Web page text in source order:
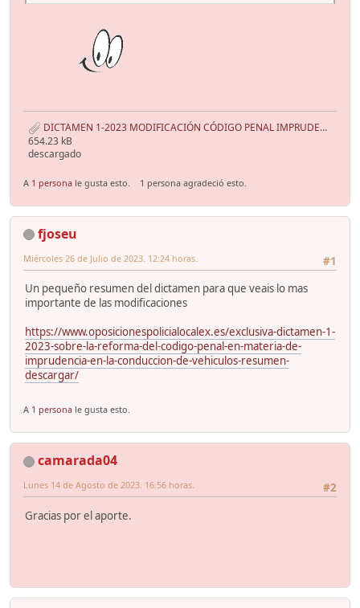
DICTAMEN 1-2023 MODIFICACIÓN CÓDIGO PENAL IMPRUDENCIA CONDUCCIÓN DE VEHÍCULOS A MOTOR O CICLOMOTOR.pdf
654.23 kB
descargado
A 1 persona le gusta esto. 1 persona agradeció esto.
fjoseu
#1
Miércoles 26 de Julio de 2023. 12:24 horas.
Un pequeño resumen del dictamen para que veais lo mas
importante de las modificaciones
https://www.oposicionespolicialocalex.es/exclusiva-dictamen-1-
2023-sobre-la-reforma-del-codigo-penal-en-materia-de-
imprudencia-en-la-conduccion-de-vehiculos-resumen-
descargar/
A 1 persona le gusta esto.
camarada04
#2
Lunes 14 de Agosto de 2023. 16:56 horas.
Gracias por el aporte.